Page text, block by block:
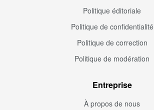
Politique éditoriale
Politique de confidentialité
Politique de correction
Politique de modération
Entreprise
À propos de nous